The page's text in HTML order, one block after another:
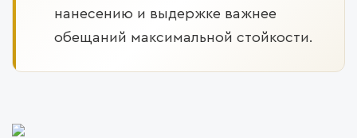
нанесению и выдержке важнее
обещаний максимальной стойкости.